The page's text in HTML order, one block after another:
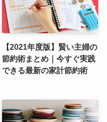
【2021年度版】賢い主婦の
節約術まとめ｜今すぐ実践
できる最新の家計節約術